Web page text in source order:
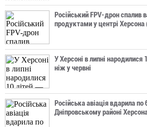
Російський FPV-дрон спалив
продуктами у центрі Херсона
У Херсоні в липні
ніж у червні
Російська авіація вдарила по
Дніпровському районі